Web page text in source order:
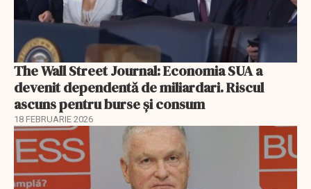
The Wall Street Journal: Economia SUA a
devenit dependentă de miliardari. Riscul
ascuns pentru burse și consum
18 FEBRUARIE 2026
EXCLUSIV